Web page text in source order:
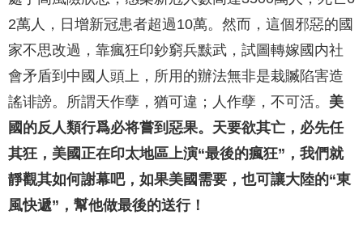
2萬人，日增新冠患者超過10萬。然而，這個邪惡的國
家不思改過，靠瘋狂印鈔窮兵黩武，試圖轉嫁國内社
會矛盾到中國人頭上，所用的辦法無非是栽贓陷害造
謠诽謗。所謂天作孽，猶可違；人作孽，不可活。 美
國的反人類行爲必将嘗到惡果。天要欲其亡，必先任
其狂，美國正在印太地區上演“最後的瘋狂”，我們就
靜觀其如何謝幕吧，如果美國需要，也可讓大陸的“東
風快遞”，幫他做最後的送行！